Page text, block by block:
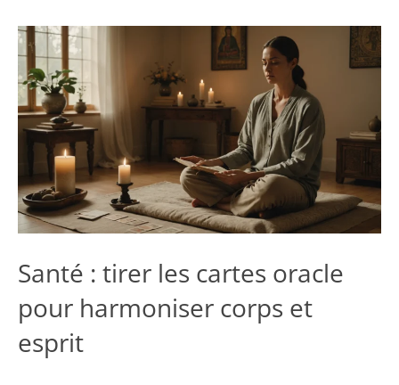
Santé : tirer les cartes oracle
pour harmoniser corps et
esprit